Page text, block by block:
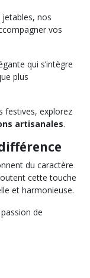
nos
vos
qui s’intègre
plus
festives, explorez
artisanales.
du caractère
cette touche
et harmonieuse.
de